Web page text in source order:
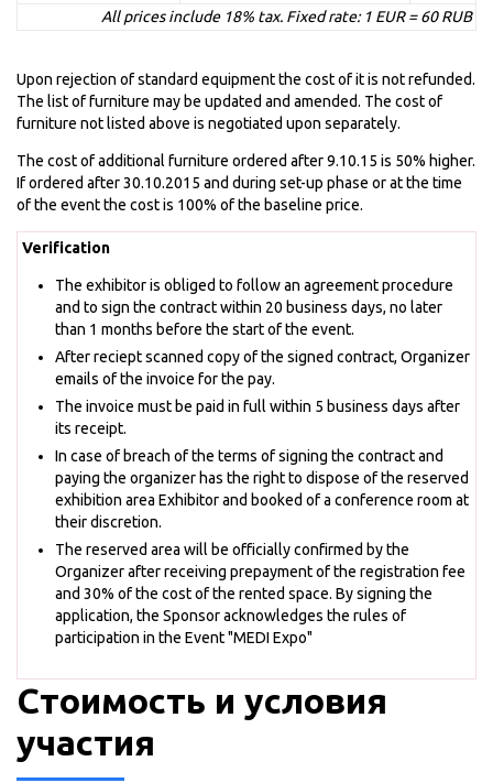
All prices include 18% tax. Fixed rate: 1 EUR = 60 RUB
Upon rejection of standard equipment the cost of it is not refunded.
The list of furniture may be updated and amended. The cost of
furniture not listed above is negotiated upon separately.
The cost of additional furniture ordered after 9.10.15 is 50% higher.
If ordered after 30.10.2015 and during set-up phase or at the time
of the event the cost is 100% of the baseline price.
Verification
The exhibitor is obliged to follow an agreement procedure
and to sign the contract within 20 business days, no later
than 1 months before the start of the event.
After reciept scanned copy of the signed contract, Organizer
emails of the invoice for the pay.
The invoice must be paid in full within 5 business days after
its receipt.
In case of breach of the terms of signing the contract and
paying the organizer has the right to dispose of the reserved
exhibition area Exhibitor and booked of a conference room at
their discretion.
The reserved area will be officially confirmed by the
Organizer after receiving prepayment of the registration fee
and 30% of the cost of the rented space. By signing the
application, the Sponsor acknowledges the rules of
participation in the Event "MEDI Expo"
Стоимость и условия
участия